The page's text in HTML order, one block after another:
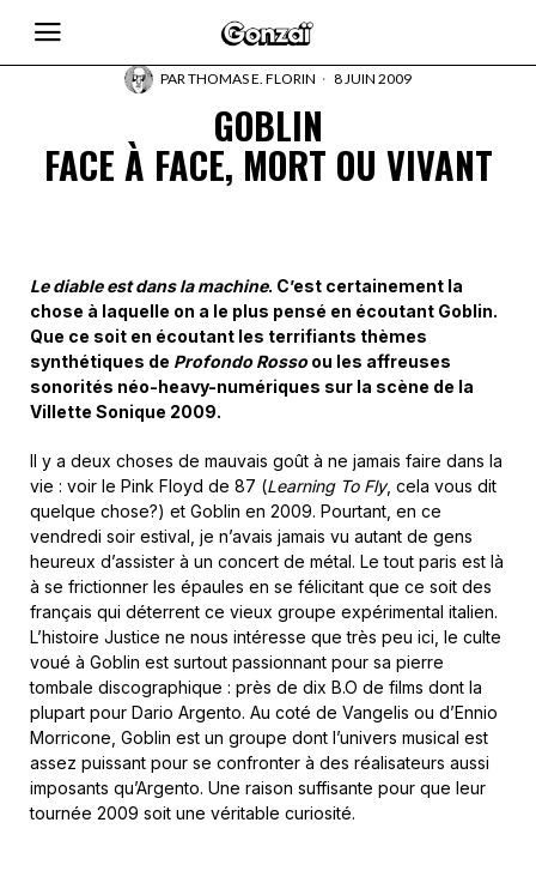
PARTHOMAS E. FLORIN 8 JUIN 2009
GOBLIN
FACE À FACE, MORT OU VIVANT
Le diable est dans la machine. C’est certainement la
chose à laquelle on a le plus pensé en écoutant Goblin.
Que ce soit en écoutant les terrifiants thèmes
synthétiques de Profondo Rosso ou les affreuses
sonorités néo-heavy-numériques sur la scène de la
Villette Sonique 2009.
Il y a deux choses de mauvais goût à ne jamais faire dans la
vie : voir le Pink Floyd de 87 (Learning To Fly, cela vous dit
quelque chose?) et Goblin en 2009. Pourtant, en ce
vendredi soir estival, je n’avais jamais vu autant de gens
heureux d’assister à un concert de métal. Le tout paris est là
à se frictionner les épaules en se félicitant que ce soit des
français qui déterrent ce vieux groupe expérimental italien.
L’histoire Justice ne nous intéresse que très peu ici, le culte
voué à Goblin est surtout passionnant pour sa pierre
tombale discographique : près de dix B.O de films dont la
plupart pour Dario Argento. Au coté de Vangelis ou d’Ennio
Morricone, Goblin est un groupe dont l’univers musical est
assez puissant pour se confronter à des réalisateurs aussi
imposants qu’Argento. Une raison suffisante pour que leur
tournée 2009 soit une véritable curiosité.